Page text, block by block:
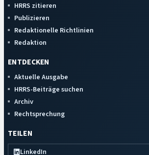
HRRS zitieren
Publizieren
Redaktionelle Richtlinien
Redaktion
ENTDECKEN
Aktuelle Ausgabe
HRRS-Beiträge suchen
Archiv
Rechtsprechung
TEILEN
LinkedIn